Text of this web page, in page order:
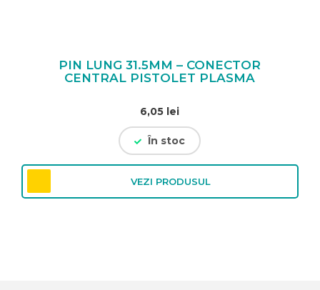
PIN LUNG 31.5MM – CONECTOR
CENTRAL PISTOLET PLASMA
6,05 lei
În stoc
VEZI PRODUSUL